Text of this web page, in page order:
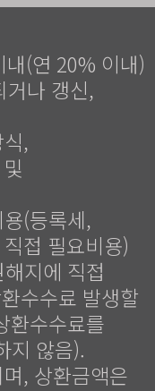
(연 20% 이내)
거나 갱신,
,
(등록세,
접 필요비용)
지에 직접
수수료 발생할
환수수료를
지 않음).
, 상환금액은